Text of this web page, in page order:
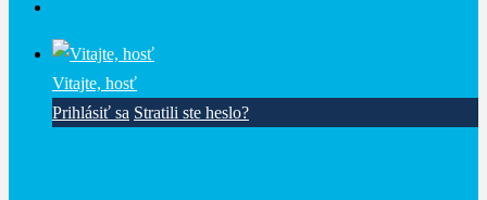
Vitajte, hosť
Prihlásiť sa Stratili ste heslo?